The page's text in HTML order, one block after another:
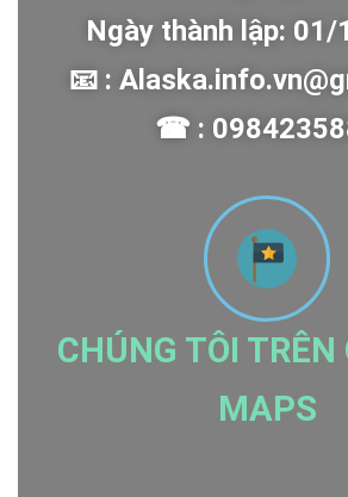
Ngày thành lập:
📧 :
☎ :
CHÚNG TÔI TRÊN
MAPS